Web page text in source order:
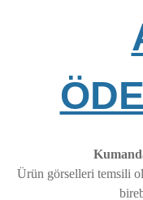
Ürün görselleri temsili